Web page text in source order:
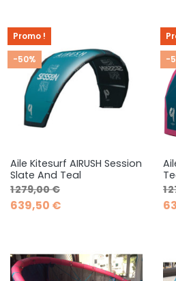
Aile Kitesurf AIRUSH Session
Slate And Teal
Prix de base
1 279,00 €Prix
639,50 €
Promo !
-50%
1
-